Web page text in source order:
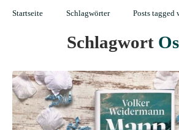
Startseite Schlagwörter Posts tagged
Schlagwort